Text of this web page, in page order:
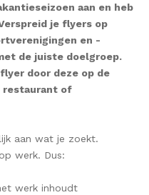
aan en heb
je flyers op
en -
de juiste doelgroep.
door deze op de
restaurant of
aan wat je zoekt.
werk. Dus:
werk inhoudt